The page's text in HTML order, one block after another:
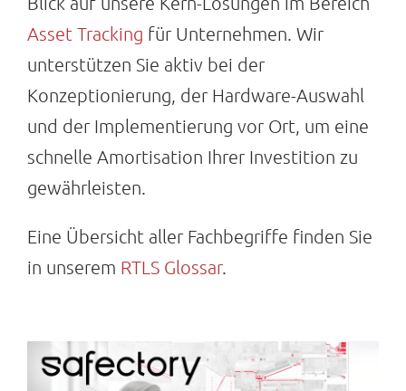
Asset Tracking für Unternehmen. Wir
unterstützen Sie aktiv bei der
Konzeptionierung, der Hardware-Auswahl
und der Implementierung vor Ort, um eine
schnelle Amortisation Ihrer Investition zu
gewährleisten.
Eine Übersicht aller Fachbegriffe finden Sie
in unserem RTLS Glossar.